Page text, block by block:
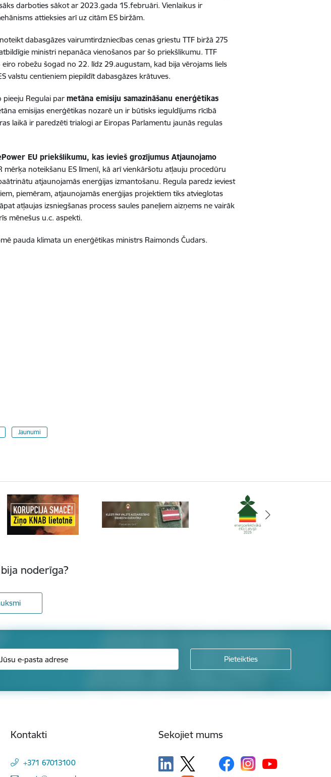
darboties sākot ar 2023.gada 15.februāri. Vienlaikus ir
attieksies arī uz citām ES biržām.
dabasgāzes vairumtirdzniecības cenas griestu TTF biržā 275
ministri nepanāca vienošanos par šo priekšlikumu. TTF
robežu šogad no 22. līdz 29.augustam, kad bija vērojams liels
valstu centieniem piepildīt dabasgāzes krātuves.
pieeju Regulai parmetāna emisiju samazināšanu enerģētikas
emisijas enerģētikas nozarē un ir būtisks ieguldījums rīcībā
laikā ir paredzēti trialogi ar Eiropas Parlamentu jaunās regulas
EU priekšlikumu, kas ievieš grozījumus Atjaunojamo
mērķa noteikšanu ES līmenī, kā arī vienkāršotu atļauju procedūru
atjaunojamās enerģijas izmantošanu. Regula paredz ieviest
piemēram, atjaunojamās enerģijas projektiem tiks atvieglotas
atļaujas izsniegšanas process saules paneļiem aizņems ne vairāk
mēnešus u.c. aspekti.
pauda klimata un enerģētikas ministrs Raimonds Čudars.
Jaunumi
noderīga?
Kontakti
+371 67013100
Sekojiet mums